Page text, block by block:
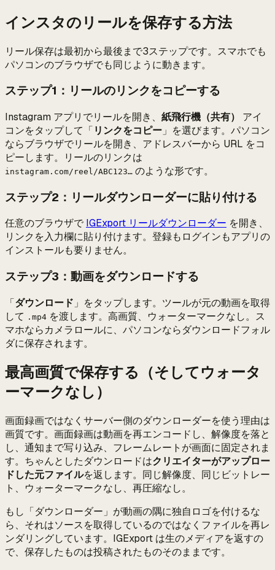
インスタのリールを保存する方法
リール保存は最初から最後まで3ステップです。スマホでも
パソコンのブラウザでも同じように動きます。
ステップ1：リールのリンクをコピーする
Instagram アプリでリールを開き、 紙飛行機（共有）
アイ
コンをタップして「リンクをコピー 」を選びます。パソコン
ならブラウザでリールを開き、アドレスバーから URL をコ
ピーします。リールのリンクは
instagram.com/reel/ABC123… のような形です。
ステップ2：リールダウンローダーに貼り付ける
任意のブラウザで IGExport リールダウンローダー を開き、
リンクを入力欄に貼り付けます。登録もログインもアプリの
インストールも要りません。
ステップ3：動画をダウンロードする
「ダウンロード 」をタップします。ツールが元の動画を取得
して .mp4 を渡します。高画質、ウォーターマークなし。ス
マホならカメラロールに、パソコンならダウンロードフォル
ダに保存されます。
最高画質で保存する（そしてウォータ
ーマークなし）
画面録画ではなくサーバー側のダウンローダーを使う理由は
画質です。画面録画は動画を再エンコードし、解像度を落と
し、通知まで写り込み、フレームレートが画面に固定されま
す。ちゃんとしたダウンロードはクリエイターがアップロー
ドした元ファイルを返します。同じ解像度、同じビットレー
ト、ウォーターマークなし、再圧縮なし。
もし「ダウンローダー」が動画の隅に独自ロゴを付けるな
ら、それはソースを取得しているのではなくファイルを再レ
ンダリングしています。IGExport は生のメディアを返すの
で、保存したものは投稿されたものそのままです。